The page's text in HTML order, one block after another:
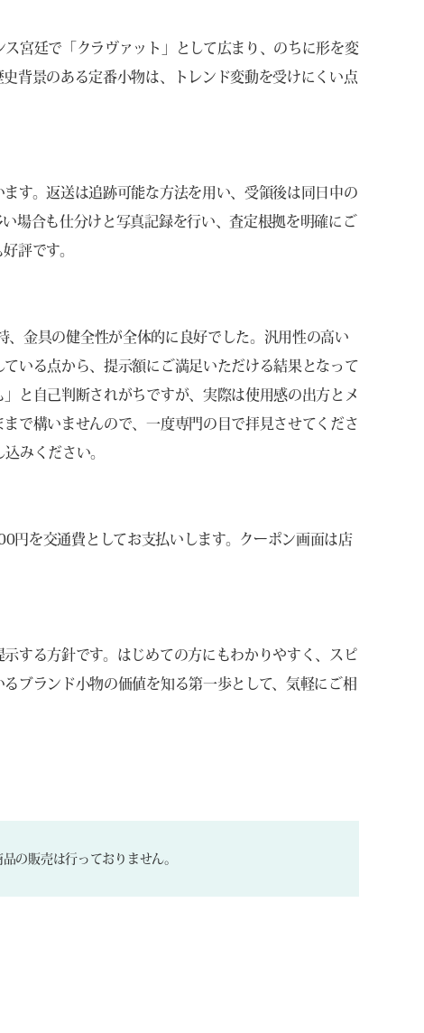
宮廷で「クラヴァット」として広まり、のちに形を変
背景のある定番小物は、トレンド変動を受けにくい点
す。返送は追跡可能な方法を用い、受領後は同日中の
場合も仕分けと写真記録を行い、査定根拠を明確にご
評です。
、金具の健全性が全体的に良好でした。汎用性の高い
いる点から、提示額にご満足いただける結果となって
と自己判断されがちですが、実際は使用感の出方とメ
で構いませんので、一度専門の目で拝見させてくださ
みください。
円を交通費としてお支払いします。クーポン画面は店
する方針です。はじめての方にもわかりやすく、スピ
ブランド小物の価値を知る第一歩として、気軽にご相
の販売は行っておりません。